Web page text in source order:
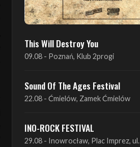
This Will Destroy You
09.08 - Poznań, Klub 2progi
Sound Of The Ages Festival
22.08 - Ćmielów, Zamek Ćmielów
INO-ROCK FESTIVAL
29.08 - Inowrocław, Plac Imprez, ul.